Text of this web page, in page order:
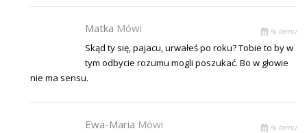
Matka Mówi % temu
Skąd ty się, pajacu, urwałeś po roku? Tobie to by w
tym odbycie rozumu mogli poszukać. Bo w głowie
nie ma sensu.
Ewa-Maria Mówi % temu